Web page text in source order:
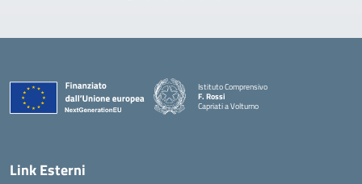
Istituto Comprensivo
F. Rossi
Capriati a Volturno
— Visita la pagina iniziale della scuola
Link Esterni